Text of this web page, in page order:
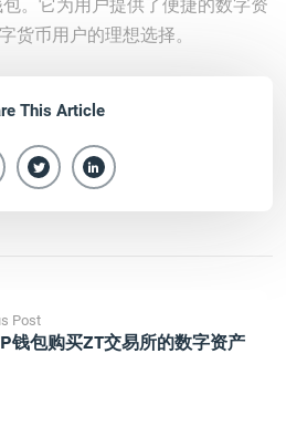
。它为用户提供了便捷的数字资
货币用户的理想选择。
This Article
Post
钱包购买ZT交易所的数字资产